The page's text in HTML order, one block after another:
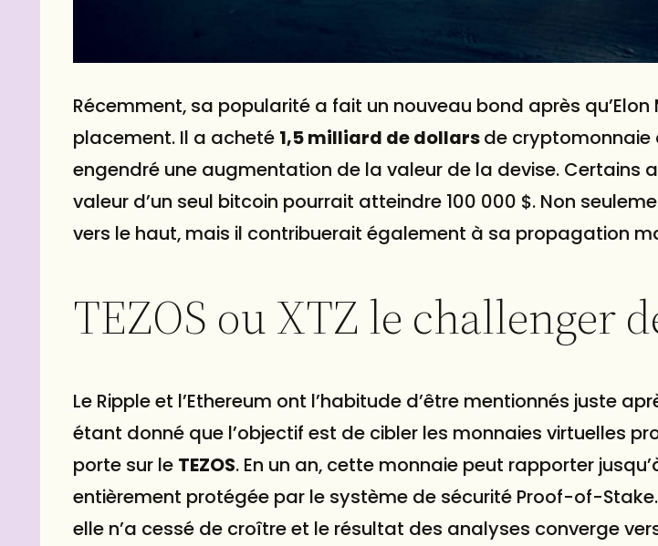
Récemment, sa popularité a fait un nouveau bond après
placement. Il a acheté 1,5 milliard de dollarsde cryptomonnaie
engendré une augmentation de la valeur de la devise. Certains
valeur d’un seul bitcoin pourrait atteindre 100 000 $. Non
vers le haut, mais il contribuerait également à sa propagation
TEZOS ou XTZ le challenger
Le Ripple et l’Ethereum ont l’habitude d’être mentionnés juste
étant donné que l’objectif est de cibler les monnaies virtuelles
porte sur le TEZOS. En un an, cette monnaie peut rapporter
entièrement protégée par le système de sécurité Proof-of-
elle n’a cessé de croître et le résultat des analyses converge